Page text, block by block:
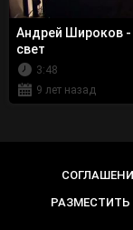
Андрей Широков -
свет
3:48
9 лет назад
РАЗМЕСТИТЬ